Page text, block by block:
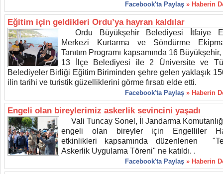
Facebook'ta Paylaş » Haberin
Eğitim için geldikleri Ordu’ya hayran kaldılar
Ordu Büyükşehir Belediyesi İtfaiye
Merkezi Kurtarma ve Söndürme
Tanıtım Programı kapsamında 16
13 İlçe Belediyesi ile 2 Üniversite ve
Belediyeler Birliği Eğitim Biriminden şehre gelen yaklaşık
ilin tarihi ve turistik güzelliklerini görme fırsatı elde etti.
Facebook'ta Paylaş » Haberin
Engeli olan bireylerimiz askerlik sevincini yaşadı
Vali Tuncay Sonel, İl Jandarma
engeli olan bireyler için Engelliler
etkinlikleri kapsamında düzenlenen
Askerlik Uygulama Töreni" ne katıldı. .
Facebook'ta Paylaş » Haberin